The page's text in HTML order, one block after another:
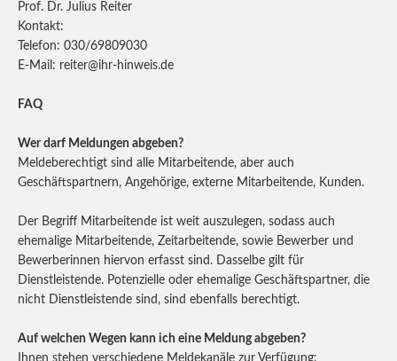
Prof. Dr. Julius Reiter
Kontakt:
Telefon: 030/69809030
E-Mail: reiter@ihr-hinweis.de
FAQ
Wer darf Meldungen abgeben?
Meldeberechtigt sind alle Mitarbeitende, aber auch
Geschäftspartnern, Angehörige, externe Mitarbeitende, Kunden.
Der Begriff Mitarbeitende ist weit auszulegen, sodass auch
ehemalige Mitarbeitende, Zeitarbeitende, sowie Bewerber und
Bewerberinnen hiervon erfasst sind. Dasselbe gilt für
Dienstleistende. Potenzielle oder ehemalige Geschäftspartner, die
nicht Dienstleistende sind, sind ebenfalls berechtigt.
Auf welchen Wegen kann ich eine Meldung abgeben?
Ihnen stehen verschiedene Meldekanäle zur Verfügung: